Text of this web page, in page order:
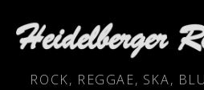
ROCK, REGGAE, SKA,